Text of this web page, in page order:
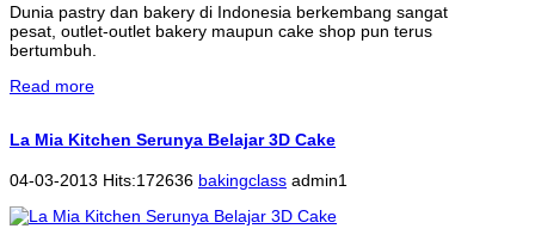
Dunia pastry dan bakery di Indonesia berkembang sangat
pesat, outlet-outlet bakery maupun cake shop pun terus
bertumbuh.
Read more
La Mia Kitchen Serunya Belajar 3D Cake
04-03-2013 Hits:172636 bakingclass admin1